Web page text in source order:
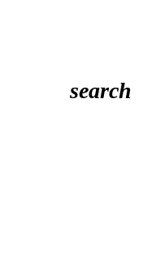
search